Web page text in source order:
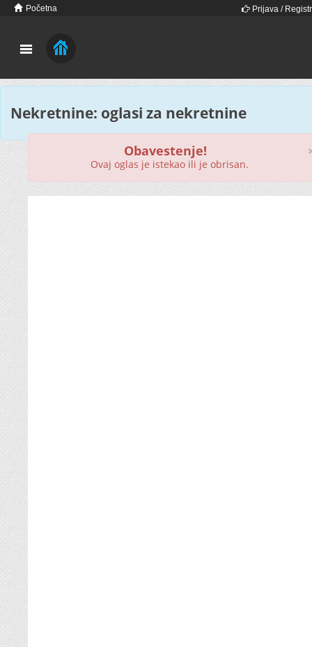
Početna Prijava /
Nekretnine: oglasi za nekretnine
Obavestenje!
Ovaj oglas je istekao ili je obrisan.